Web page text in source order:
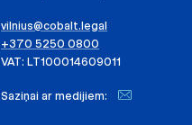
vilnius@cobalt.legal
+370 5250 0800
VAT: LT100014609011
Saziņai ar medijiem: